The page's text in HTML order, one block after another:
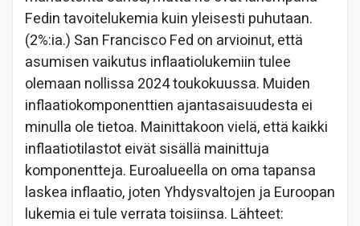
Fedin tavoitelukemia kuin yleisesti puhutaan.
(2%:ia.) San Francisco Fed on arvioinut, että
asumisen vaikutus inflaatiolukemiin tulee
olemaan nollissa 2024 toukokuussa. Muiden
inflaatiokomponenttien ajantasaisuudesta ei
minulla ole tietoa. Mainittakoon vielä, että kaikki
inflaatiotilastot eivät sisällä mainittuja
komponentteja. Euroalueella on oma tapansa
laskea inflaatio, joten Yhdysvaltojen ja Euroopan
lukemia ei tule verrata toisiinsa. Lähteet: